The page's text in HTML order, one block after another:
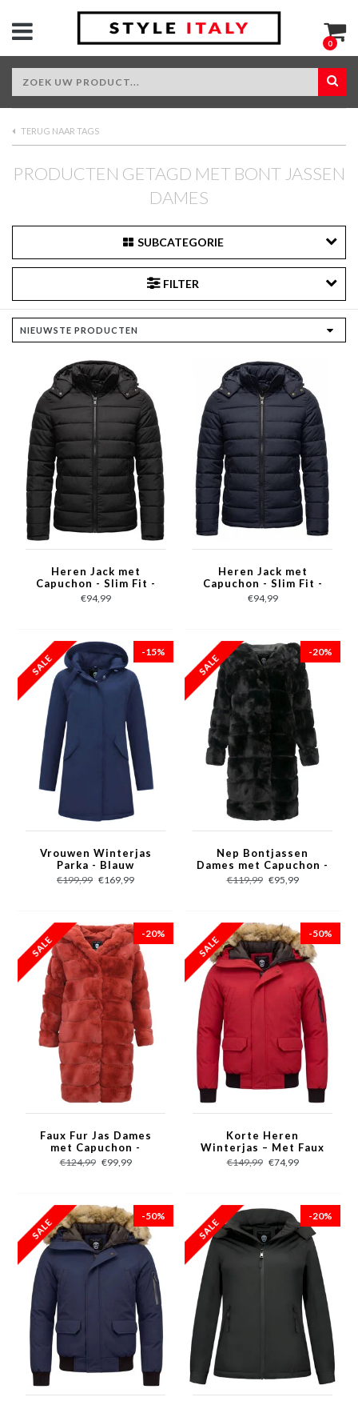
0
TERUG NAAR TAGS
PRODUCTEN GETAGD MET BONT JASSEN
DAMES
SUBCATEGORIE
FILTER
Heren Jack met
Capuchon - Slim Fit -
Tussenjas Heren -
8210 - Zwart
€94,99
Heren Jack met
Capuchon - Slim Fit -
Tussenjas Heren -
8210 - Blauw
€94,99
-15%
Vrouwen Winterjas
Parka - Blauw
€199,99 €169,99
-20%
Nep Bontjassen
Dames met Capuchon -
Zwart
€119,99 €95,99
-20%
Faux Fur Jas Dames
met Capuchon -
Bordeaux
€124,99 €99,99
-50%
Korte Heren
Winterjas – Met Faux
Bontkraag – Rood
€149,99 €74,99
-50% -20%